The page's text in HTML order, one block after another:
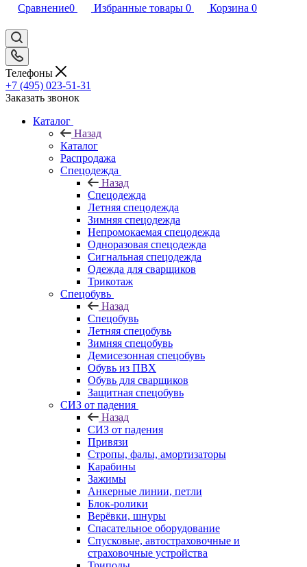
Сравнение0 Избранные товары 0 Корзина 0
Телефоны
+7 (495) 023-51-31
Заказать звонок
Каталог
Назад
Каталог
Распродажа
Спецодежда
Назад
Спецодежда
Летняя спецодежда
Зимняя спецодежда
Непромокаемая спецодежда
Одноразовая спецодежда
Сигнальная спецодежда
Одежда для сварщиков
Трикотаж
Спецобувь
Назад
Спецобувь
Летняя спецобувь
Зимняя спецобувь
Демисезонная спецобувь
Обувь из ПВХ
Обувь для сварщиков
Защитная спецобувь
СИЗ от падения
Назад
СИЗ от падения
Привязи
Стропы, фалы, амортизаторы
Карабины
Зажимы
Анкерные линии, петли
Блок-ролики
Верёвки, шнуры
Спасательное оборудование
Спусковые, автостраховочные и
страховочные устройства